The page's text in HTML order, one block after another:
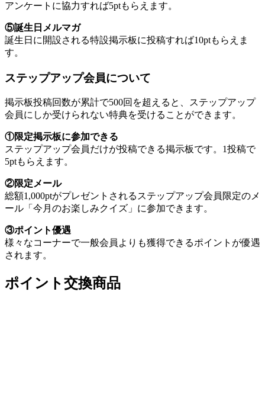
アンケートに協力すれば5ptもらえます。
⑤誕生日メルマガ
誕生日に開設される特設掲示板に投稿すれば10ptもらえま
す。
ステップアップ会員について
掲示板投稿回数が累計で500回を超えると、ステップアップ
会員にしか受けられない特典を受けることができます。
①限定掲示板に参加できる
ステップアップ会員だけが投稿できる掲示板です。1投稿で
5ptもらえます。
②限定メール
総額1,000ptがプレゼントされるステップアップ会員限定のメ
ール「今月のお楽しみクイズ」に参加できます。
③ポイント優遇
様々なコーナーで一般会員よりも獲得できるポイントが優遇
されます。
ポイント交換商品